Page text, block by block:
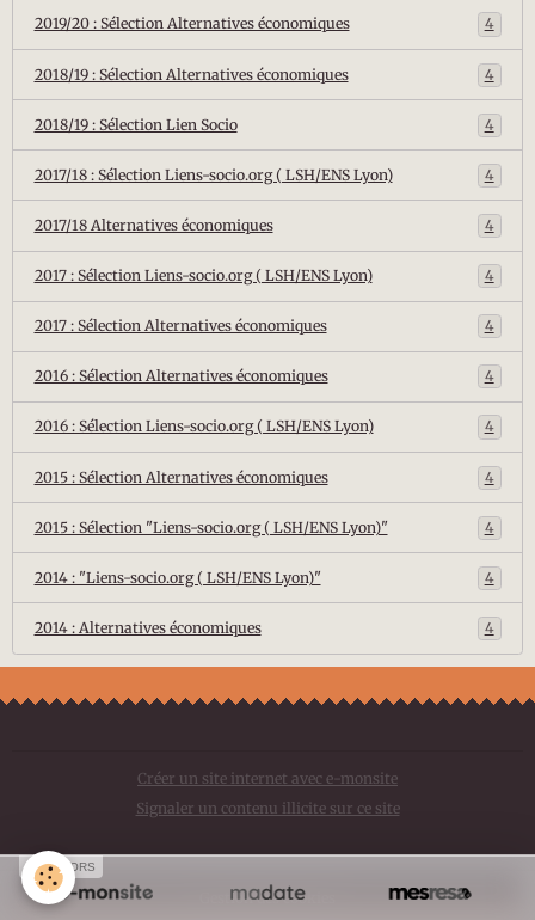
2019/20 : Sélection Alternatives économiques 4
2018/19 : Sélection Alternatives économiques 4
2018/19 : Sélection Lien Socio 4
2017/18 : Sélection Liens-socio.org ( LSH/ENS Lyon) 4
2017/18 Alternatives économiques 4
2017 : Sélection Liens-socio.org ( LSH/ENS Lyon) 4
2017 : Sélection Alternatives économiques 4
2016 : Sélection Alternatives économiques 4
2016 : Sélection Liens-socio.org ( LSH/ENS Lyon) 4
2015 : Sélection Alternatives économiques 4
2015 : Sélection "Liens-socio.org ( LSH/ENS Lyon)" 4
2014 : "Liens-socio.org ( LSH/ENS Lyon)" 4
2014 : Alternatives économiques 4
Créer un site internet avec e-monsite
Signaler un contenu illicite sur ce site
Gestion des cookies
SPONSORS